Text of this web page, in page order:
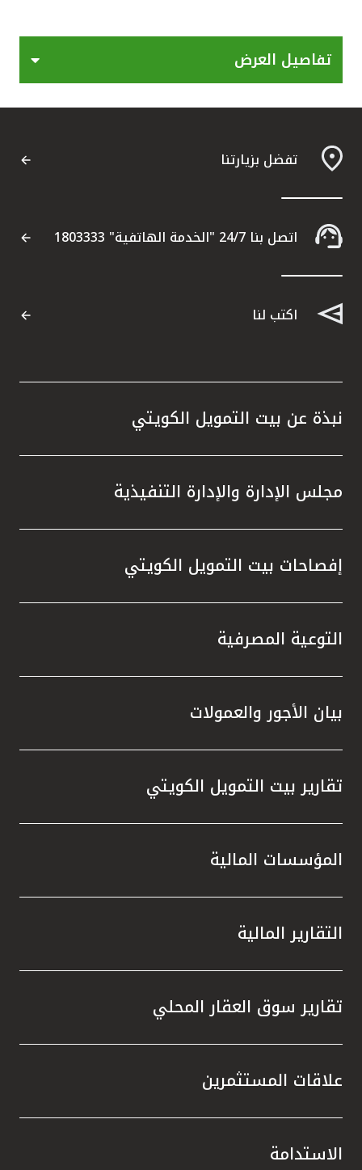
أدوات وخدمات
مواقع الفروع وأجهزة الصرف الآلي
ألمانيا
ماليزيا
مصر
المملكة المتحدة
مملكة البحرين
تفاصيل العرض
تفضل بزيارتنا
اتصل بنا 24/7 "الخدمة الهاتفية" 1803333
اكتب لنا
نبذة عن بيت التمويل الكويتي
مجلس الإدارة والإدارة التنفيذية
إفصاحات بيت التمويل الكويتي
التوعية المصرفية
بيان الأجور والعمولات
تقارير بيت التمويل الكويتي
المؤسسات المالية
التقارير المالية
تقارير سوق العقار المحلي
علاقات المستثمرين
الاستدامة